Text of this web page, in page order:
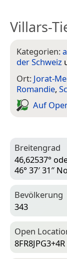
Villars-
Kategorien:
der Schweiz
Ort: Jorat-
Romandie,
Auf
Breitengrad
46,62537°
46° 37′ 31″
Bevölkerung
343
Open
8FR8JPG3+4R